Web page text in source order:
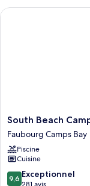
Penthouse,
South
Beach
Camps
Bay
Boutique
Hotel
Faubourg
South Beach
Faubourg Camps Bay
Piscine
Cuisine
9.6
9,6 Exceptionnel
South Beach Camps